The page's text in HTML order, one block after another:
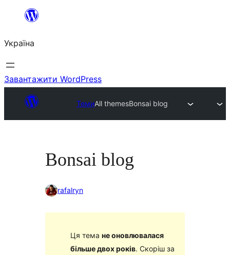
Перейти
вмісту
Україна
Завантажити WordPress
ТемиAll themesBonsai blog
Bonsai blog
rafalryn
Ця тема не оновлювалася
більше двох років. Скоріш за